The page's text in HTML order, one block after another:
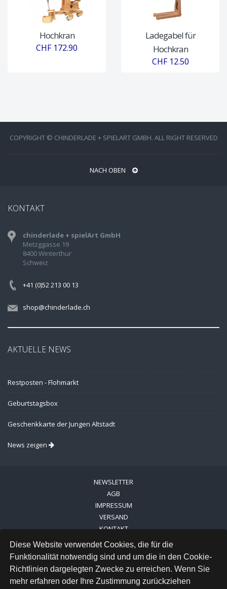
Diese Website verwendet Cookies, die für die
Funktionalität notwendig sind und um die in den Cookie-
Richtlinien dargelegten Zwecke zu erreichen. Wenn Sie
mehr erfahren oder Ihre Zustimmung zurückziehen
Hochkran
CHF 172.90
Ladegabel für
Hochkran
CHF 12.50
COPYRIGHT © CHINDERLADE + SPIELART GMBH. ALL RIGHT RESERVED
NACH OBEN
KONTAKT
chinderlade + spielArt GmbH
Metzggasse 19
8400 Winterthur
Schweiz
+41 (0)52 213 00 13
shop@chinderlade.ch
AKTUELLE NEWS
Restposten - Flohmarkt
Geburtstagsbox
Geschenkkarte der Jungen Altstadt
News zeigen
NEWSLETTER
AGB
IMPRESSUM
VERSAND
KONTAKT
LINKS
DATENSCHUTZ
INSTAGRAM